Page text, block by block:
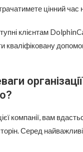
цінний час
клієнтам
кваліфіковану
організації
компанії, вам
Серед